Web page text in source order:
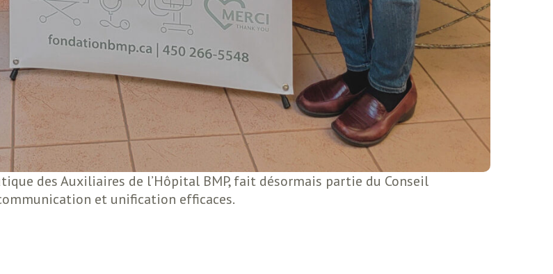
des Auxiliaires de l’Hôpital BMP, fait désormais partie du Conseil
et unification efficaces.